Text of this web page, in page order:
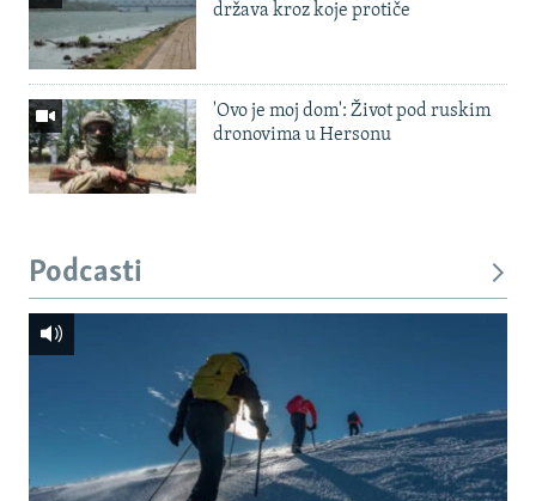
država kroz koje protiče
'Ovo je moj dom': Život pod ruskim
dronovima u Hersonu
Podcasti